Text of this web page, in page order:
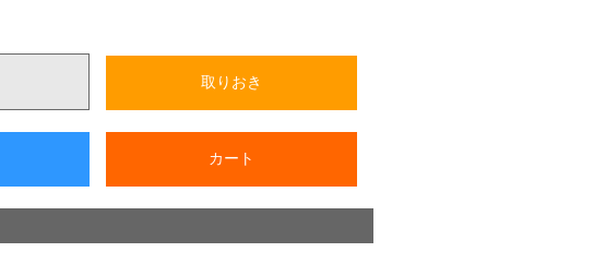
取りおき
カート